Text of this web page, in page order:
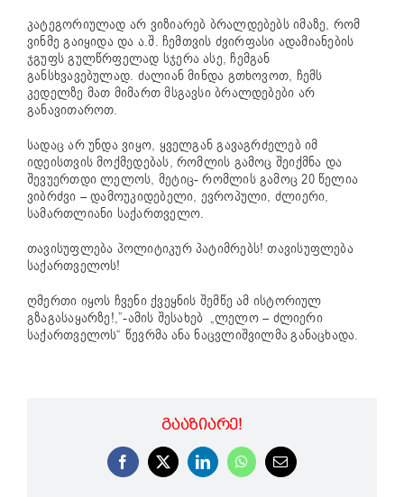
კატეგორიულად არ ვიზიარებ ბრალდებებს იმაზე, რომ
ვინმე გაიყიდა და ა.შ. ჩემთვის ძვირფასი ადამიანების
ჯგუფს გულწრფელად სჯერა ასე, ჩემგან
განსხვავებულად. ძალიან მინდა გთხოვოთ, ჩემს
კედელზე მათ მიმართ მსგავსი ბრალდებები არ
განავითაროთ.
სადაც არ უნდა ვიყო, ყველგან გავაგრძელებ იმ
იდეისთვის მოქმედებას, რომლის გამოც შეიქმნა და
შევუერთდი ლელოს, მეტიც- რომლის გამოც 20 წელია
ვიბრძვი – დამოუკიდებელი, ევროპული, ძლიერი,
სამართლიანი საქართველო.
თავისუფლება პოლიტიკურ პატიმრებს! თავისუფლება
საქართველოს!
ღმერთი იყოს ჩვენი ქვეყნის შემწე ამ ისტორიულ
გზაგასაყარზე!,”-ამის შესახებ „ლელო – ძლიერი
საქართველოს“ წევრმა ანა ნაცვლიშვილმა განაცხადა.
ᲒᲐᲐᲖᲘᲐᲠᲔ!
Facebook
X LinkedInWhatsApp
Email